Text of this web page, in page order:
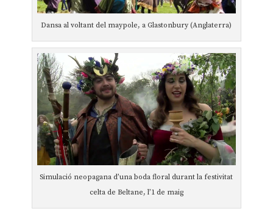
Dansa al voltant del maypole, a Glastonbury (Anglaterra)
Simulació neopagana d’una boda floral durant la festivitat
celta de Beltane, l’1 de maig